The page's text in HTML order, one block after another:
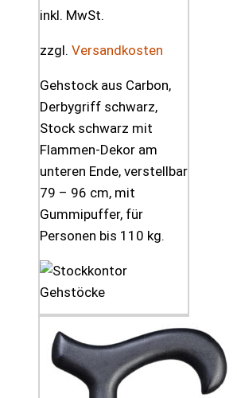
inkl. MwSt.
zzgl. Versandkosten
Gehstock aus Carbon,
Derbygriff schwarz,
Stock schwarz mit
Flammen-Dekor am
unteren Ende, verstellbar
79 – 96 cm, mit
Gummipuffer, für
Personen bis 110 kg.